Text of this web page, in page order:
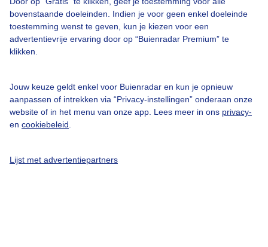
bovenstaande doeleinden. Indien je voor geen enkel doeleinde
toestemming wenst te geven, kun je kiezen voor een
advertentievrije ervaring door op “Buienradar Premium” te
klikken.
Jouw keuze geldt enkel voor Buienradar en kun je opnieuw
aanpassen of intrekken via “Privacy-instellingen” onderaan onze
website of in het menu van onze app. Lees meer in ons privacy-
en cookiebeleid
Lijst met advertentiepartners
Bekijk slideshow